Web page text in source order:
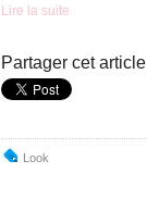
Lire la suite
Partager cet article
Look